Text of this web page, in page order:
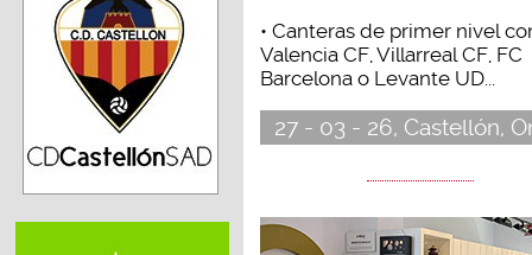
• Canteras de primer nivel
Valencia CF, Villarreal CF, FC
Barcelona o Levante UD...
27 - 03 - 26, Castellón,